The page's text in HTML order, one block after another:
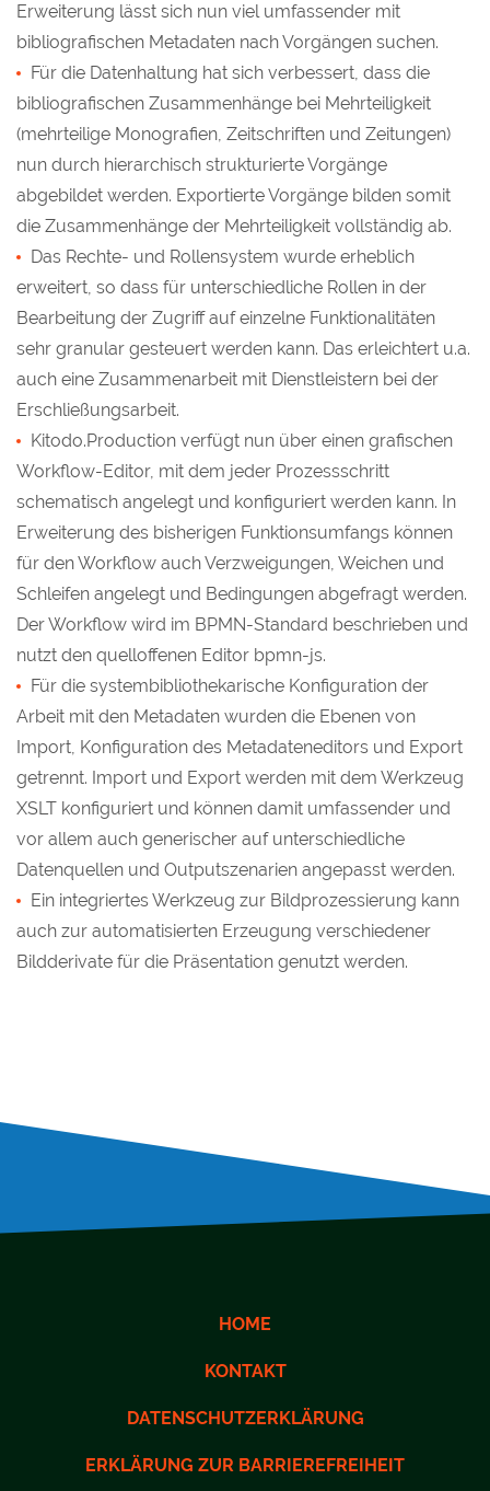
Erweiterung lässt sich nun viel umfassender mit
bibliografischen Metadaten nach Vorgängen suchen.
Für die Datenhaltung hat sich verbessert, dass die
bibliografischen Zusammenhänge bei Mehrteiligkeit
(mehrteilige Monografien, Zeitschriften und Zeitungen)
nun durch hierarchisch strukturierte Vorgänge
abgebildet werden. Exportierte Vorgänge bilden somit
die Zusammenhänge der Mehrteiligkeit vollständig ab.
Das Rechte- und Rollensystem wurde erheblich
erweitert, so dass für unterschiedliche Rollen in der
Bearbeitung der Zugriff auf einzelne Funktionalitäten
sehr granular gesteuert werden kann. Das erleichtert u.a.
auch eine Zusammenarbeit mit Dienstleistern bei der
Erschließungsarbeit.
Kitodo.Production verfügt nun über einen grafischen
Workflow-Editor, mit dem jeder Prozessschritt
schematisch angelegt und konfiguriert werden kann. In
Erweiterung des bisherigen Funktionsumfangs können
für den Workflow auch Verzweigungen, Weichen und
Schleifen angelegt und Bedingungen abgefragt werden.
Der Workflow wird im BPMN-Standard beschrieben und
nutzt den quelloffenen Editor bpmn-js.
Für die systembibliothekarische Konfiguration der
Arbeit mit den Metadaten wurden die Ebenen von
Import, Konfiguration des Metadateneditors und Export
getrennt. Import und Export werden mit dem Werkzeug
XSLT konfiguriert und können damit umfassender und
vor allem auch generischer auf unterschiedliche
Datenquellen und Outputszenarien angepasst werden.
Ein integriertes Werkzeug zur Bildprozessierung kann
auch zur automatisierten Erzeugung verschiedener
Bildderivate für die Präsentation genutzt werden.
HOME
KONTAKT
DATENSCHUTZERKLÄRUNG
ERKLÄRUNG ZUR BARRIEREFREIHEIT